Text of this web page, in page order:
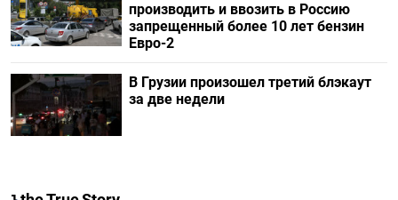
производить и ввозить в Россию
запрещенный более 10 лет бензин
Евро-2
В Грузии произошел третий блэкаут
за две недели